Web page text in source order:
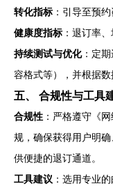
转化指标 ：引导至预
健康度指标 ：退订率
持续测试与优化：定
容格式等），并根据数
五、 合规性与工具
合规性 ：严格遵守《
规，确保获得用户明
供便捷的退订通道。
工具建议 ：选用专业